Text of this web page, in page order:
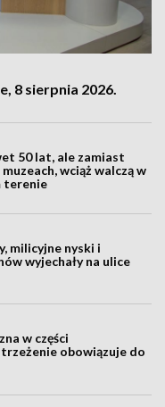
8 sierpnia 2026.
50 lat, ale zamiast
wciąż walczą w
terenie
milicyjne nyski i
wyjechały na ulice
w części
obowiązuje do